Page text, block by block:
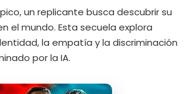
un replicante busca descubrir su
el mundo. Esta secuela explora
la empatía y la discriminación
por la IA.